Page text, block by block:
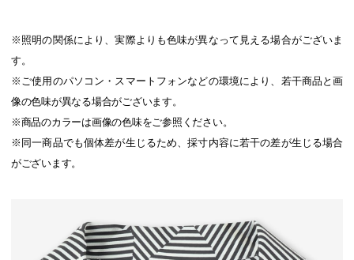
※照明の関係により、実際よりも色味が異なって見える場合がございま
す。
※ご使用のパソコン・スマートフォンなどの環境により、若干商品と画
像の色味が異なる場合がございます。
※商品のカラーは画像の色味をご参照ください。
※同一商品でも個体差が生じるため、採寸内容に若干の差が生じる場合
がございます。